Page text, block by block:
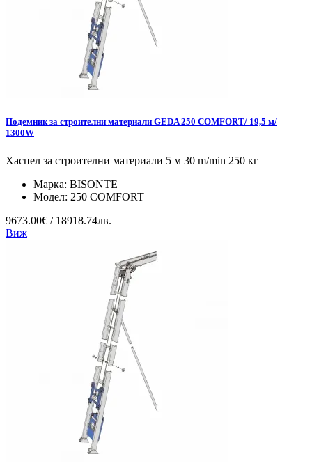
Подемник за строителни материали GEDA 250 COMFORT/ 19,5 м/
1300W
Хаспел за строителни материали 5 м 30 m/min 250 кг
Марка: BISONTE
Модел: 250 COMFORT
9673.00€ / 18918.74лв.
Виж